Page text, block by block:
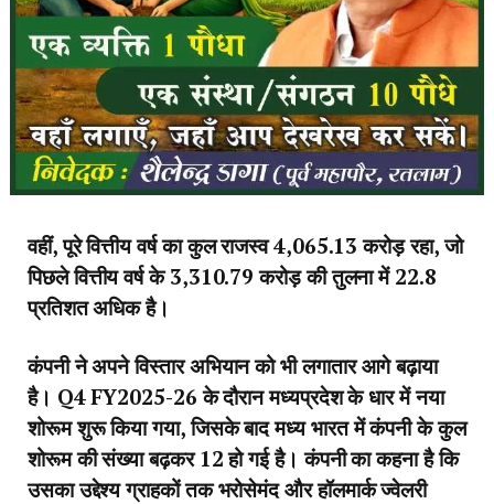
वहीं, पूरे वित्तीय वर्ष का कुल राजस्व 4,065.13 करोड़ रहा, जो
पिछले वित्तीय वर्ष के 3,310.79 करोड़ की तुलना में 22.8
प्रतिशत अधिक है।
कंपनी ने अपने विस्तार अभियान को भी लगातार आगे बढ़ाया
है। Q4 FY2025-26 के दौरान मध्यप्रदेश के धार में नया
शोरूम शुरू किया गया, जिसके बाद मध्य भारत में कंपनी के कुल
शोरूम की संख्या बढ़कर 12 हो गई है। कंपनी का कहना है कि
उसका उद्देश्य ग्राहकों तक भरोसेमंद और हॉलमार्क ज्वेलरी